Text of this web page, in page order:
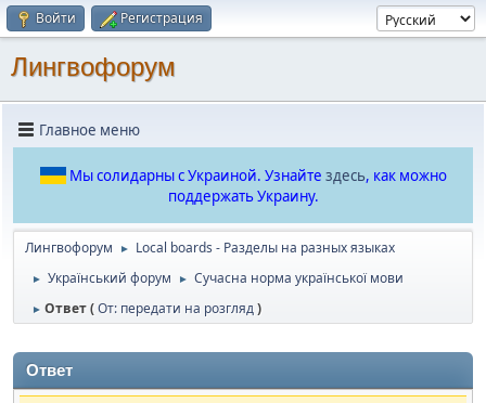
Войти Регистрация
Лингвофорум
Главное меню
Мы солидарны с Украиной. Узнайте здесь, как можно
поддержать Украину.
Лингвофорум ► Local boards - Разделы на разных языках
► Український форум ► Сучасна норма української мови
► Ответ (От: передати на розгляд)
Ответ